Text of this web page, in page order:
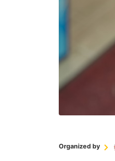
Organized by